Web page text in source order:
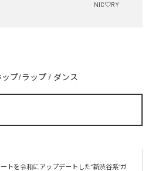
NIC♡RY
ップ/ラップ / ダンス
トを令和にアップデートした“新渋谷系”ガ